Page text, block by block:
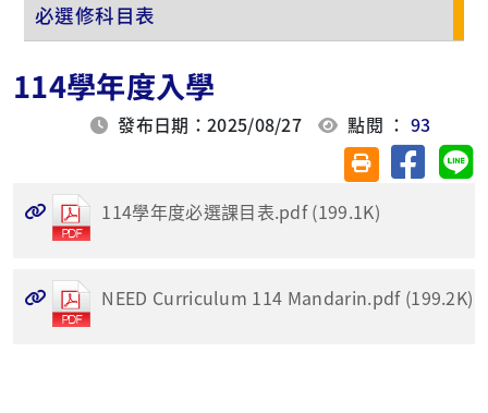
必選修科目表
114學年度入學
發布日期：2025/08/27 點閱 ：93
友善列印(另開視
分享至
114學年度必選課目表.pdf (199.1K)
NEED Curriculum 114 Mandarin.pdf (199.2K)